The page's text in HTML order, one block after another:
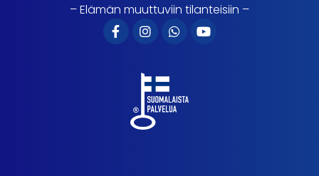
– Elämän muuttuviin tilanteisiin –